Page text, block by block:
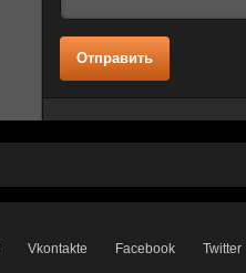
Отправить
Vkontakte Facebook Twitter